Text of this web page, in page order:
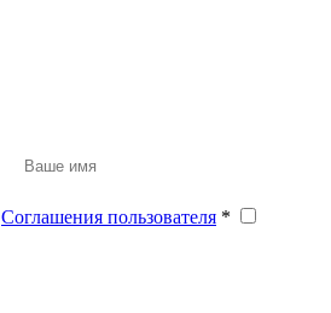
Соглашения пользователя *